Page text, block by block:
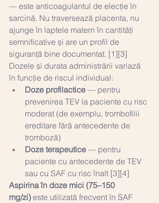
— este anticoagulantul de elecție în
sarcină. Nu traversează placenta, nu
ajunge în laptele matern în cantități
semnificative și are un profil de
siguranță bine documentat. [1][3]
Dozele și durata administrării variază
în funcție de riscul individual:
Doze profilactice — pentru
prevenirea TEV la paciente cu risc
moderat (de exemplu, trombofilii
ereditare fără antecedente de
tromboză)
Doze terapeutice — pentru
paciente cu antecedente de TEV
sau cu SAF cu risc înalt [3][4]
Aspirina în doze mici (75–150
mg/zi) este utilizată frecvent în SAF